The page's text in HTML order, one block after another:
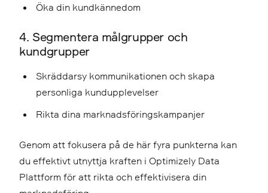
Öka din kundkännedom
4. Segmentera målgrupper och
kundgrupper
Skräddarsy kommunikationen och skapa
personliga kundupplevelser
Rikta dina marknadsföringskampanjer
Genom att fokusera på de här fyra punkterna kan
du effektivt utnyttja kraften i Optimizely Data
Plattform för att rikta och effektivisera din